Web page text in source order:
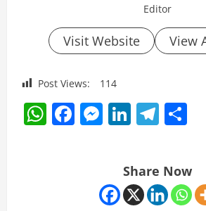
Editor
Visit Website View
Post Views: 114
WhatsApp
Facebook
Messenger
LinkedIn
Share Now